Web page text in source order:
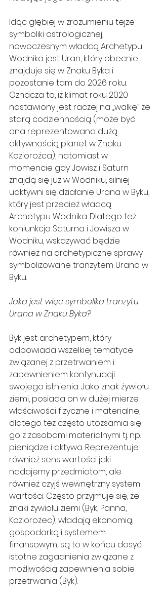
Idąc głębiej w zrozumieniu tejże
symboliki astrologicznej,
nowoczesnym władcą Archetypu
Wodnika jest Uran, który obecnie
znajduje się w Znaku Byka i
pozostanie tam do 2026 roku.
Oznacza to, iż klimat roku 2020
nastawiony jest raczej na „walkę” ze
starą codziennością (może być
ona reprezentowana dużą
aktywnością planet w Znaku
Koziorożca), natomiast w
momencie gdy Jowisz i Saturn
znajdą się już w Wodniku, silniej
uaktywni się działanie Urana w Byku,
który jest przecież władcą
Archetypu Wodnika. Dlatego też
koniunkcja Saturna i Jowisza w
Wodniku, wskazywać będzie
również na archetypiczne sprawy
symbolizowane tranzytem Urana w
Byku.
Jaka jest więc symbolika tranzytu
Urana w Znaku Byka?
Byk jest archetypem, który
odpowiada wszelkiej tematyce
związanej z przetrwaniem i
zapewnieniem kontynuacji
swojego istnienia. Jako znak żywiołu
ziemi, posiada on w dużej mierze
właściwości fizyczne i materialne,
dlatego też często utożsamia się
go z zasobami materialnymi tj. np.
pieniądze i aktywa. Reprezentuje
również sens wartości jaki
nadajemy przedmiotom, ale
również czyjś wewnętrzny system
wartości. Często przyjmuje się, że
znaki żywiołu ziemi (Byk, Panna,
Koziorożec), władają ekonomią,
gospodarką i systemem
finansowym, są to w końcu dosyć
istotne zagadnienia związane z
możliwością zapewnienia sobie
przetrwania (Byk).